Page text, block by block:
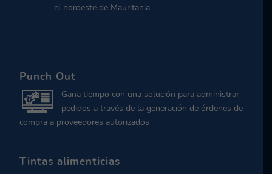
el noroeste de Mauritania
Punch Out
Gana tiempo con una solución para administrar
pedidos a través de la generación de órdenes de
compra a proveedores autorizados
Tintas alimenticias